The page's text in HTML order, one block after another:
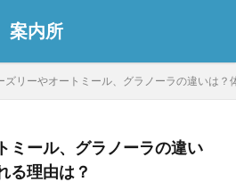
案内所
ズリーやオートミール、グラノーラの違いは？
ミール、グラノーラの違い
る理由は？